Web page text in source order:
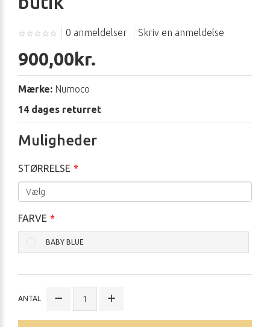
0 anmeldelser Skriv en anmeldelse
900,00kr.
Mærke: Numoco
14 dages returret
Muligheder
STØRRELSE
FARVE
BABY BLUE
ANTAL